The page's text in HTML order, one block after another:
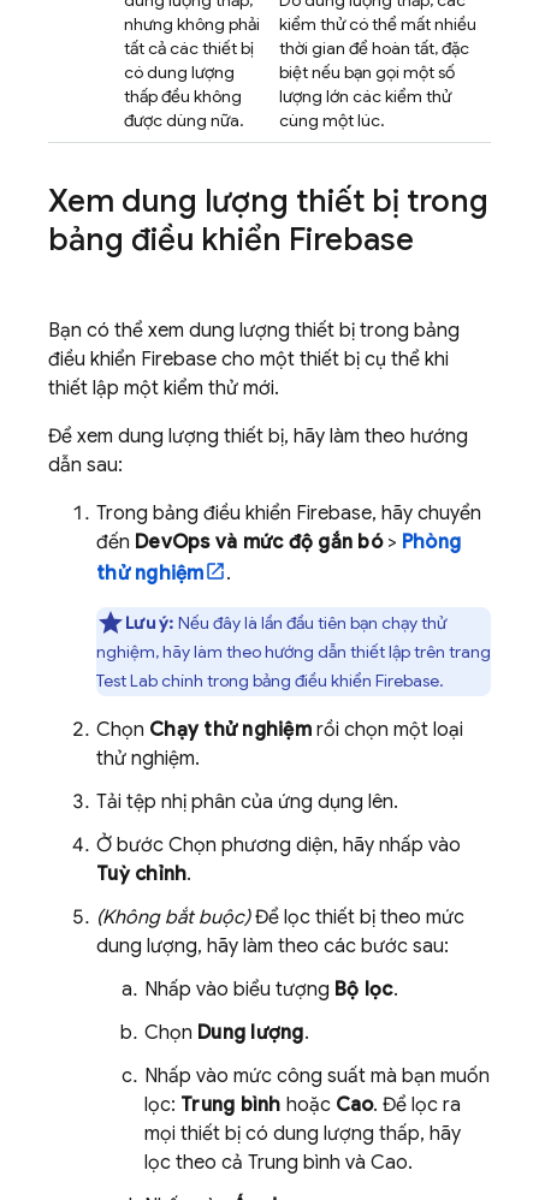
nhưng không phải
tất cả các thiết bị
có dung lượng
thấp đều không
được dùng nữa.
kiểm thử có thể mất nhiều
thời gian để hoàn tất, đặc
biệt nếu bạn gọi một số
lượng lớn các kiểm thử
cùng một lúc.
Xem dung lượng thiết bị trong
bảng điều khiển Firebase
Bạn có thể xem dung lượng thiết bị trong bảng
điều khiển Firebase cho một thiết bị cụ thể khi
thiết lập một kiểm thử mới.
Để xem dung lượng thiết bị, hãy làm theo hướng
dẫn sau:
Trong bảng điều khiển Firebase, hãy chuyển
đến DevOps và mức độ gắn bó> Phòng
thử nghiệm
.
Lưu ý: Nếu đây là lần đầu tiên bạn chạy thử
nghiệm, hãy làm theo hướng dẫn thiết lập trên trang
Test Labchính trong bảng điều khiển Firebase.
Chọn Chạy thử nghiệmrồi chọn một loại
thử nghiệm.
Tải tệp nhị phân của ứng dụng lên.
Ở bước Chọn phương diện, hãy nhấp vào
Tuỳ chỉnh.
(Không bắt buộc)Để lọc thiết bị theo mức
dung lượng, hãy làm theo các bước sau:
Nhấp vào biểu tượng Bộ lọc.
Chọn Dung lượng.
Nhấp vào mức công suất mà bạn muốn
lọc: Trung bình hoặc Cao. Để lọc ra
mọi thiết bị có dung lượng thấp, hãy
lọc theo cả Trung bình và Cao.